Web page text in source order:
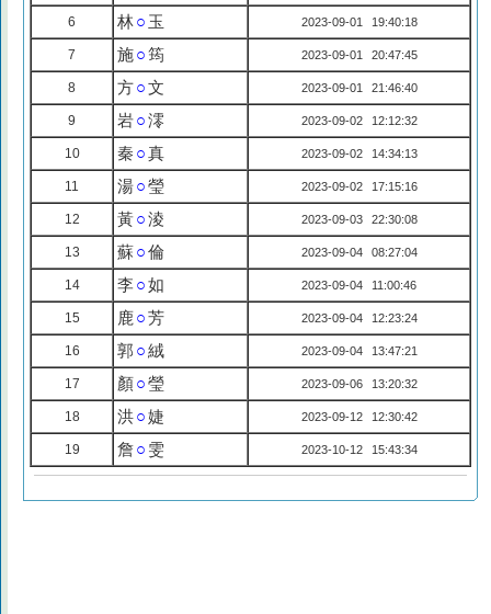
6 林○ 玉 2023-09-01 19:40:18
7 施○筠 2023-09-01 20:47:45
8 方○文 2023-09-01 21:46:40
9 岩○澪 2023-09-02 12:12:32
10 秦 ○真 2023-09-02 14:34:13
11 湯○瑩 2023-09-02 17:15:16
12 黃○淩 2023-09-03 22:30:08
13 蘇○倫 2023-09-04 08:27:04
14 李○如 2023-09-04 11:00:46
15 鹿○芳 2023-09-04 12:23:24
16 郭 ○絨 2023-09-04 13:47:21
17 顏○瑩 2023-09-06 13:20:32
18 洪○婕 2023-09-12 12:30:42
19 詹○ 雯 2023-10-12 15:43:34